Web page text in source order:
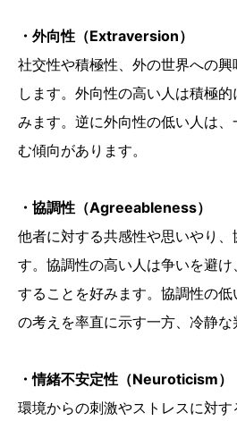
・外向性（Extraversion）
社交性や積極性、外の世界への
します。外向性の高い人は積極
みます。逆に外向性の低い人は
む傾向があります。
・協調性（Agreeableness）
他者に対する共感性や思いやり、
す。協調性の高い人は争いを避
することを好みます。協調性の
の考えを率直に示す一方、冷静な
・情緒不安定性（Neuroticism）
環境からの刺激やストレスに対